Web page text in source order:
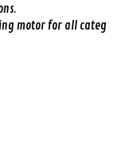
motor for all categ